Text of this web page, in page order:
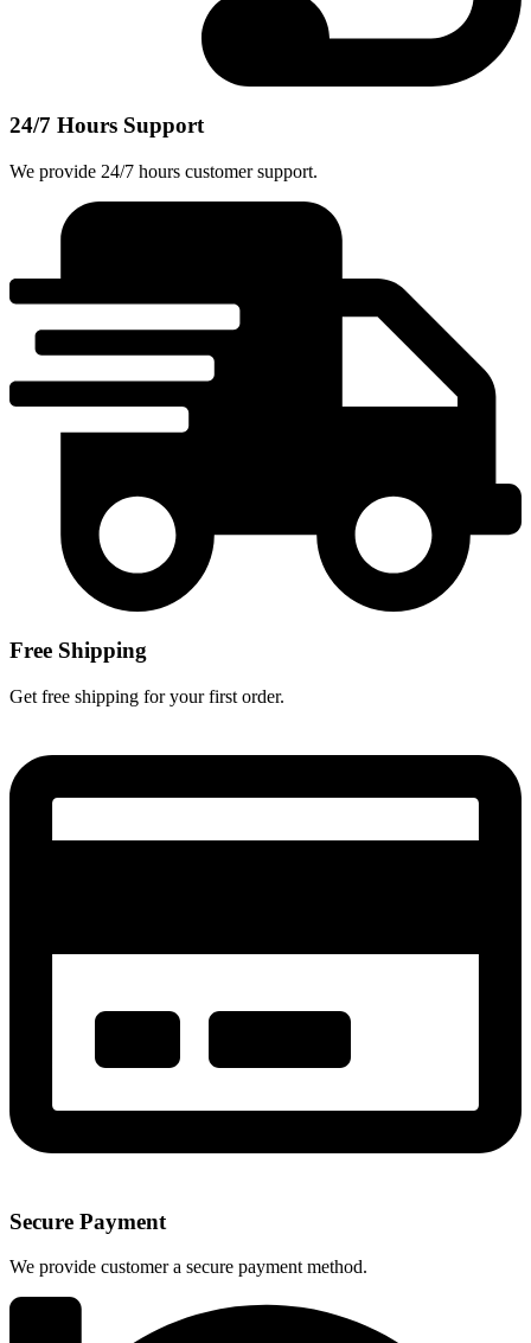
24/7 Hours Support
We provide 24/7 hours customer support.
Free Shipping
Get free shipping for your first order.
Secure Payment
We provide customer a secure payment method.